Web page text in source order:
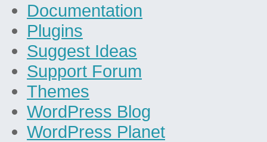
Documentation
Plugins
Suggest Ideas
Support Forum
Themes
WordPress Blog
WordPress Planet